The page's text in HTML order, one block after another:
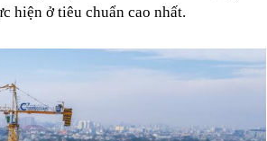
hiện ở tiêu chuẩn cao nhất.